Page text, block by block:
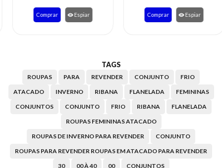
Comprar Espiar Comprar Espiar
TAGS
ROUPAS PARA REVENDER CONJUNTO
FRIO
ATACADO
INVERNO RIBANA FLANELADA
FEMININAS
CONJUNTOS
CONJUNTO FRIO RIBANA
FLANELADA
ROUPAS FEMININAS ATACADO
ROUPAS DE INVERNO PARA REVENDER
CONJUNTO
ROUPAS PARA REVENDER ROUPAS EM ATACADO PARA REVENDER
30
00 À 40 00 CONJUNTOS